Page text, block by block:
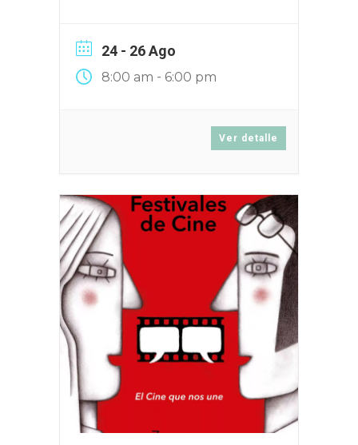
16, 17 y 18 de junio de 2025
24 - 26 Ago
8:00 am - 6:00 pm
Ver detalle